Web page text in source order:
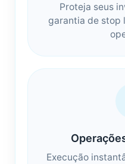
Proteja seus
garantia de stop
Execução